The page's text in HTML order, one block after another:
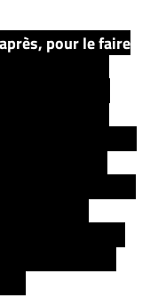
pour le faire
pour la